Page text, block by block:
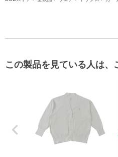
この製品を見ている人は